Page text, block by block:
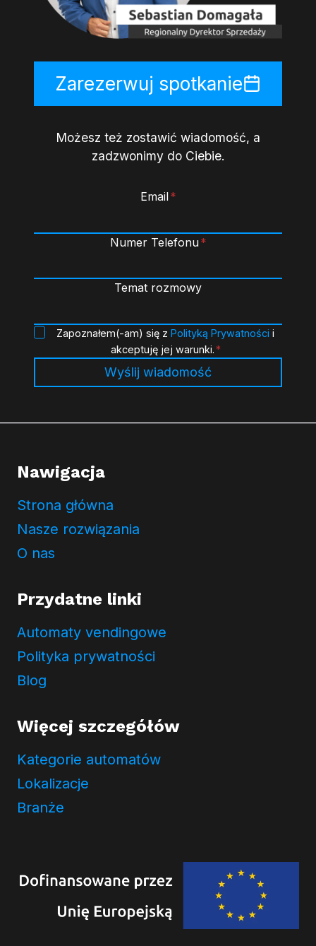
Zarezerwuj spotkanie
Możesz też zostawić wiadomość, a
zadzwonimy do Ciebie.
Email*
Numer Telefonu*
Temat rozmowy
P
i
y
P
y
w
t
o
c
Zapoznałem(-am) się zPolityką Prywatności i
akceptuję jej warunki.*
Wyślij wiadomość
Nawigacja
Strona główna
Nasze rozwiązania
O nas
Przydatne linki
Automaty vendingowe
Polityka prywatności
Blog
Więcej szczegółów
Kategorie automatów
Lokalizacje
Branże